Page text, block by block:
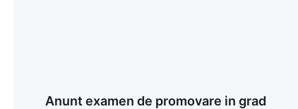
Anunt examen de promovare in grad